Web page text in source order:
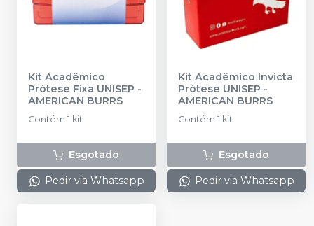
Kit Acadêmico
Prótese Fixa UNISEP -
AMERICAN BURRS
Contém 1 kit.
Esgotado
Pedir via Whatsapp
Kit Acadêmico Invicta
Prótese UNISEP -
AMERICAN BURRS
Contém 1 kit.
Esgotado
Pedir via Whatsapp